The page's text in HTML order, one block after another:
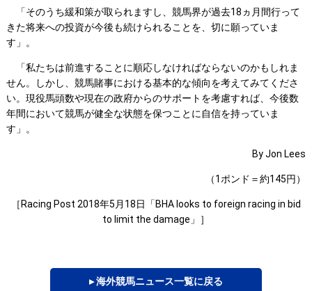
「そのうち緩和策が取られますし、競馬界が過去18ヵ月間行って
きた将来への投資が今後も続けられることを、切に願っていま
す」。
「私たちは前進することに順応しなければならないのかもしれま
せん。しかし、競馬賭事における基本的な傾向を考えてみてくださ
い。現役馬頭数や現在の政府からのサポートを考慮すれば、今後数
年間において競馬が健全な状態を保つことに自信を持っていま
す」。
By Jon Lees
（1ポンド＝約145円）
［Racing Post 2018年5月18日「BHA looks to foreign racing in bid
to limit the damage」］
▸ 海外競馬ニュース一覧に戻る